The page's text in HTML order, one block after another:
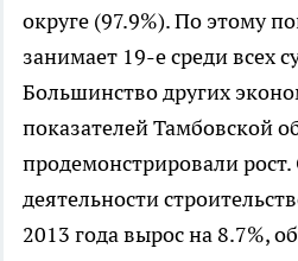
округе (97.9%). По этому
занимает 19-е среди всех
Большинство других
показателей Тамбовской
продемонстрировали
деятельности
2013 года вырос на 8.7%,